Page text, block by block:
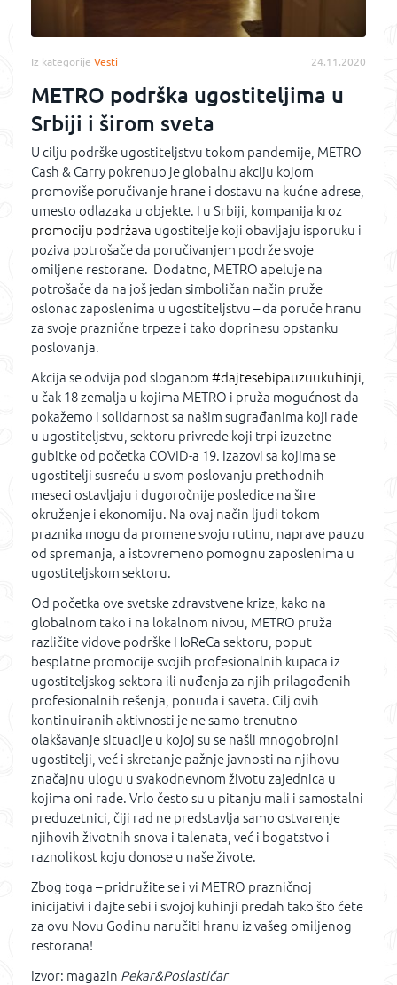
Iz kategorije Vesti 24.11.2020
METRO podrška ugostiteljima u
Srbiji i širom sveta
U cilju podrške ugostiteljstvu tokom pandemije, METRO
Cash & Carry pokrenuo je globalnu akciju kojom
promoviše poručivanje hrane i dostavu na kućne adrese,
umesto odlazaka u objekte. I u Srbiji, kompanija kroz
promociju podržava ugostitelje koji obavljaju isporuku i
poziva potrošače da poručivanjem podrže svoje
omiljene restorane. Dodatno, METRO apeluje na
potrošače da na još jedan simboličan način pruže
oslonac zaposlenima u ugostiteljstvu – da poruče hranu
za svoje praznične trpeze i tako doprinesu opstanku
poslovanja.
Akcija se odvija pod sloganom #dajtesebipauzuukuhinji
u čak 18 zemalja u kojima METRO i pruža mogućnost da
pokažemo i solidarnost sa našim sugrađanima koji rade
u ugostiteljstvu, sektoru privrede koji trpi izuzetne
gubitke od početka COVID-a 19. Izazovi sa kojima se
ugostitelji susreću u svom poslovanju prethodnih
meseci ostavljaju i dugoročnije posledice na šire
okruženje i ekonomiju. Na ovaj način ljudi tokom
praznika mogu da promene svoju rutinu, naprave pauzu
od spremanja, a istovremeno pomognu zaposlenima u
ugostiteljskom sektoru.
Od početka ove svetske zdravstvene krize, kako na
globalnom tako i na lokalnom nivou, METRO pruža
različite vidove podrške HoReCa sektoru, poput
besplatne promocije svojih profesionalnih kupaca iz
ugostiteljskog sektora ili nuđenja za njih prilagođenih
profesionalnih rešenja, ponuda i saveta. Cilj ovih
kontinuiranih aktivnosti je ne samo trenutno
olakšavanje situacije u kojoj su se našli mnogobrojni
ugostitelji, već i skretanje pažnje javnosti na njihovu
značajnu ulogu u svakodnevnom životu zajednica u
kojima oni rade. Vrlo često su u pitanju mali i samostalni
preduzetnici, čiji rad ne predstavlja samo ostvarenje
njihovih životnih snova i talenata, već i bogatstvo i
raznolikost koju donose u naše živote.
Zbog toga – pridružite se i vi METRO prazničnoj
inicijativi i dajte sebi i svojoj kuhinji predah tako što ćete
za ovu Novu Godinu naručiti hranu iz vašeg omiljenog
restorana!
Izvor: magazin Pekar&Poslastičar